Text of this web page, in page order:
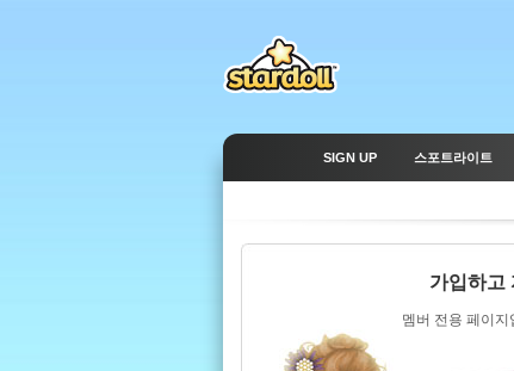
SIGN UP 스포트라이트
가입하고
멤버 전용 페이